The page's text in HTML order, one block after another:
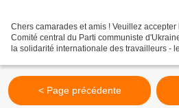
Chers camarades et amis ! Veuillez
Comité central du Parti communiste
la solidarité internationale des travailleurs -
< Page précédente